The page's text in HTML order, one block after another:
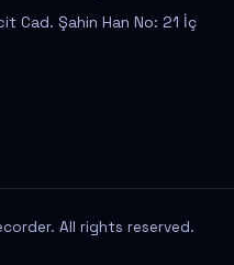
Cad. Şahin Han No: 21 İç
All rights reserved.